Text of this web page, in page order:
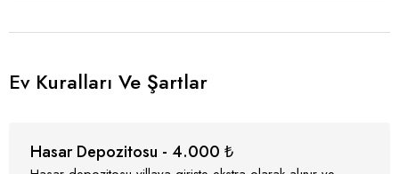
Ev Kuralları Ve Şartlar
Hasar Depozitosu - 4.000 ₺